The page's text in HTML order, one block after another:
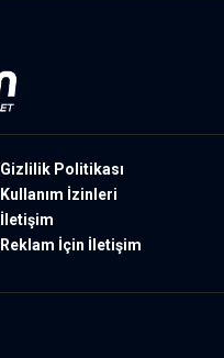
Gizlilik Politikası
Kullanım İzinleri
İletişim
Reklam İçin İletişim